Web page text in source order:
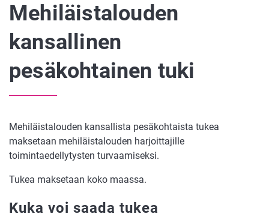
Mehiläistalouden
kansallinen
pesäkohtainen tuki
Mehiläistalouden kansallista pesäkohtaista tukea
maksetaan mehiläistalouden harjoittajille
toimintaedellytysten turvaamiseksi.
Tukea maksetaan koko maassa.
Kuka voi saada tukea